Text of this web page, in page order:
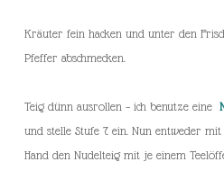
Kräuter fein hacken und unter den
Pfeffer abschmecken.
Teig dünn ausrollen – ich benutze eine
und stelle Stufe 7 ein. Nun entweder
Hand den Nudelteig mit je einem